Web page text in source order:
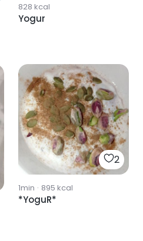
828 kcal
Yogur
2
1min · 895 kcal
*YoguR*